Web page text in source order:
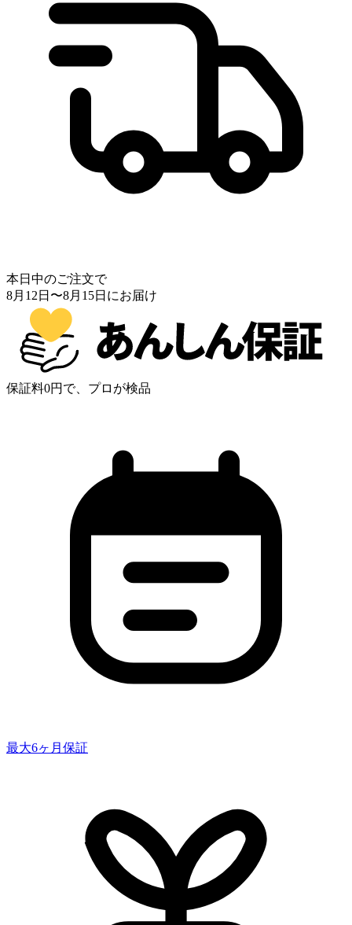
本日中のご注文で
8月12日 〜8月15日 にお届け
保証料0円で、プロが検品
最大6ヶ月保証